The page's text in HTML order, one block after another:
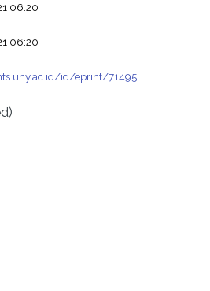
06:20
06:20
id/eprint/71495